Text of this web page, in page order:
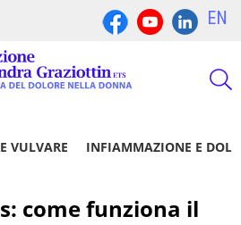
EN
VULVARE INFIAMMAZIONE E
come funziona il